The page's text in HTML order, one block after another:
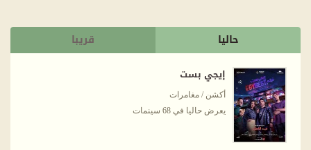
حاليا قريبا
إيجي بست
أكشن / مغامرات
يعرض حاليا في 68 سينمات